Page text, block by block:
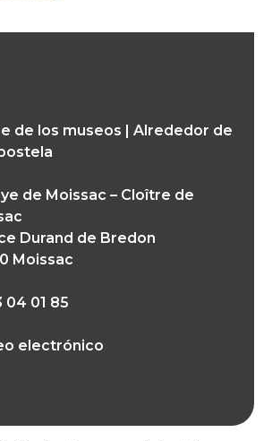
de los museos | Alrededor de
de Moissac – Cloître de
Durand de Bredon
Moissac
04 01 85
electrónico